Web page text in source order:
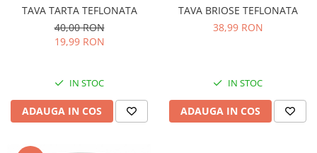
TAVA TARTA TEFLONATA
40,00 RON
19,99 RON
IN STOC
ADAUGA IN COS
TAVA BRIOSE TEFLONATA
38,99 RON
IN STOC
ADAUGA IN COS